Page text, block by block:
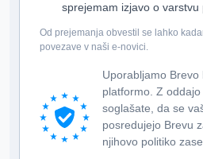
sprejemam izjavo o varstvu
Od prejemanja obvestil se lahko
povezave v naši e-novici.
Uporabljamo
platformo. Z
soglašate, da se
posredujejo Brevu
njihovo politiko